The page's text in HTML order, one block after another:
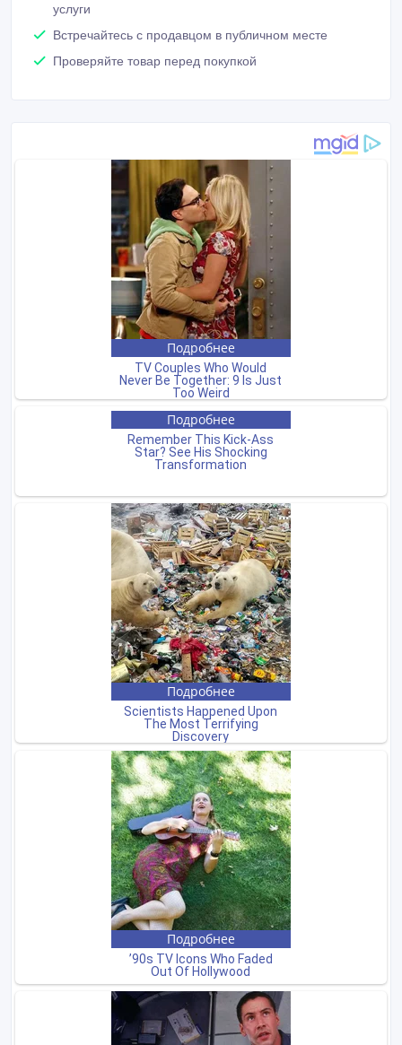
услуги
Встречайтесь с продавцом в публичном месте
Проверяйте товар перед покупкой